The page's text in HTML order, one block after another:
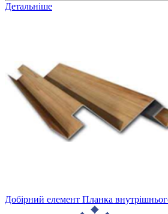
Детальніше
Добірний елемент Планка